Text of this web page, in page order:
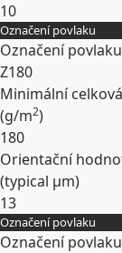
10
Rozbalit
Označení povlaku
Označení povlaku
Z180
Minimální
(g/m2)
180
Orientační
(typical µm)
13
Rozbalit
Označení povlaku
Označení povlaku